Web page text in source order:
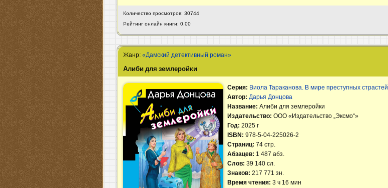
Количество просмотров: 30744
Рейтинг онлайн книги: 0.00
Жанр:«Дамский детективный роман»
Алиби для землеройки
Серия: Виола Тараканова. В мире преступных страстей
Автор:Дарья Донцова
Название:Алиби для землеройки
Издательство:ООО «Издательство „Эксмо“»
Год:2025 г
ISBN:978-5-04-225026-2
Страниц:74 стр.
Абзацев: 1 487 абз.
Слов:39 140 сл.
Знаков:217 771 зн.
Время чтения:3 ч 16 мин